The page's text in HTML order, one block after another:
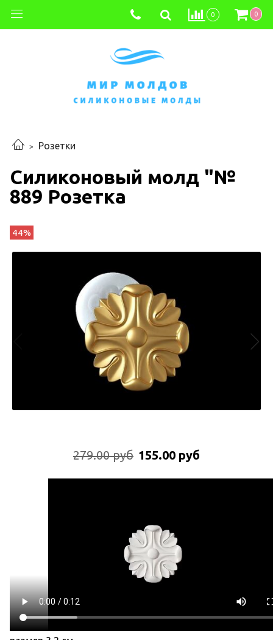
0 0
Розетки
Силиконовый молд "№
889 Розетка
44%
279.00 руб 155.00 руб